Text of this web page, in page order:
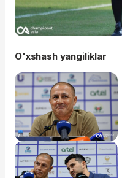
O'xshash yangiliklar